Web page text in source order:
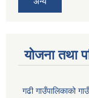
योजना तथा
गढी गाउँपालिकाको